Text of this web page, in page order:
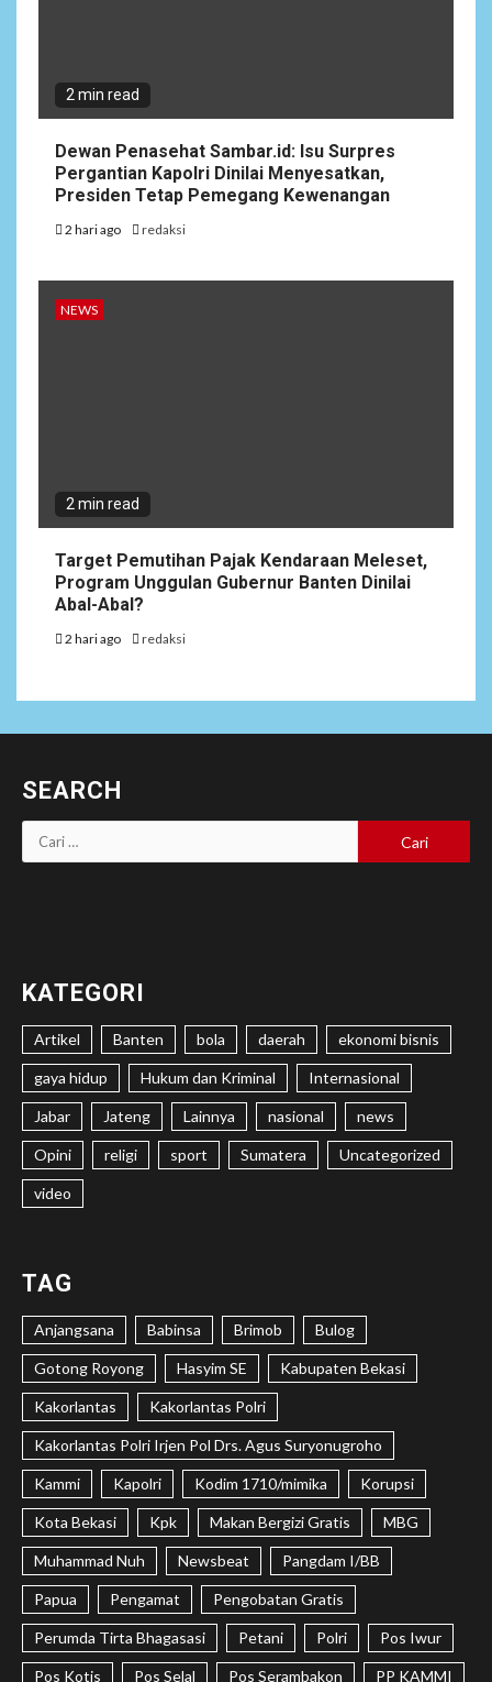
2 min read
Dewan Penasehat Sambar.id: Isu Surpres
Pergantian Kapolri Dinilai Menyesatkan,
Presiden Tetap Pemegang Kewenangan
2 hari ago redaksi
NEWS
2 min read
Target Pemutihan Pajak Kendaraan Meleset,
Program Unggulan Gubernur Banten Dinilai
Abal-Abal?
2 hari ago redaksi
SEARCH
Cari
untuk:
KATEGORI
Artikel Banten bola daerah ekonomi bisnis
gaya hidup Hukum dan Kriminal Internasional
Jabar Jateng Lainnya nasional news
Opini religi sport Sumatera Uncategorized
video
TAG
Anjangsana Babinsa Brimob Bulog
Gotong Royong Hasyim SE Kabupaten Bekasi
Kakorlantas Kakorlantas Polri
Kakorlantas Polri Irjen Pol Drs. Agus Suryonugroho
Kammi Kapolri Kodim 1710/mimika Korupsi
Kota Bekasi Kpk Makan Bergizi Gratis MBG
Muhammad Nuh Newsbeat Pangdam I/BB
Papua Pengamat Pengobatan Gratis
Perumda Tirta Bhagasasi Petani Polri Pos Iwur
Pos Kotis Pos Selal Pos Serambakon PP KAMMI